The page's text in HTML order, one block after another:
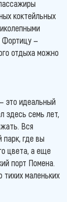
коктейльных
Фортицу —
отдыха можно
это идеальный
здесь семь лет,
Вся
где вы
цвета, а еще
порт Помена.
маленьких